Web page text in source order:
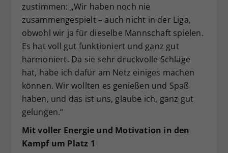
zustimmen: „Wir haben noch nie
zusammengespielt – auch nicht in der Liga,
obwohl wir ja für dieselbe Mannschaft spielen.
Es hat voll gut funktioniert und ganz gut
harmoniert. Da sie sehr druckvolle Schläge
hat, habe ich dafür am Netz einiges machen
können. Wir wollten es genießen und Spaß
haben, und das ist uns, glaube ich, ganz gut
gelungen.“
Mit voller Energie und Motivation in den
Kampf um Platz 1